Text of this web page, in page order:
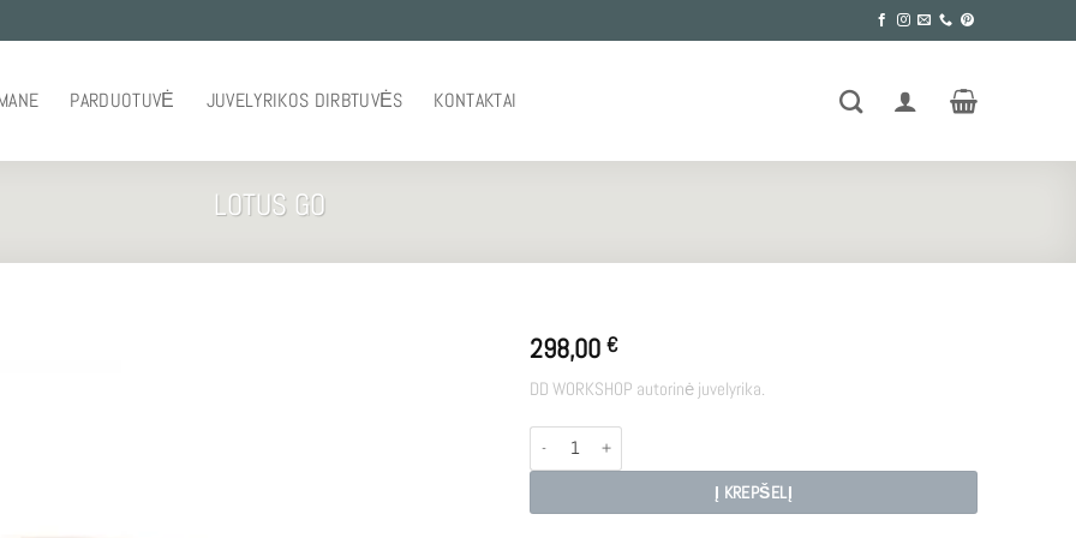
PARDUOTUVĖ JUVELYRIKOS DIRBTUVĖS KONTAKTAI
LOTUS GO
298,00 €
DD WORKSHOP autorinė juvelyrika.
produkto kiekis: LOTUS GO
Į KREPŠELĮ